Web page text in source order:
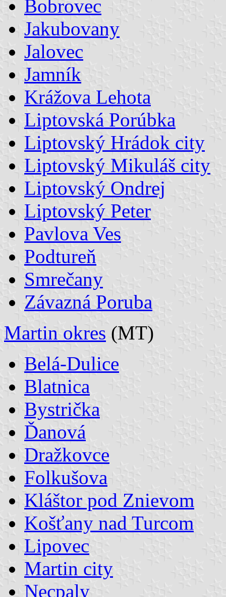
Bobrovec
Jakubovany
Jalovec
Jamník
Krážova Lehota
Liptovská Porúbka
Liptovský Hrádok city
Liptovský Mikuláš city
Liptovský Ondrej
Liptovský Peter
Pavlova Ves
Podtureň
Smrečany
Závazná Poruba
Martin okres (MT)
Belá-Dulice
Blatnica
Bystrička
Ďanová
Dražkovce
Folkušova
Kláštor pod Znievom
Košťany nad Turcom
Lipovec
Martin city
Necpaly